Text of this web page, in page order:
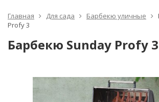
Главная Для сада Барбекю уличные
Profy 3
Барбекю Sunday Profy 3